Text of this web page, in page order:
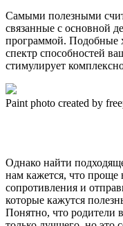
Самыми полезными
связанные с основной
программой. Подобные
спектр способностей
стимулирует
Paint photo created by
Однако найти
нам кажется, что проще
сопротивления и
которые кажутся
Понятно, что родители